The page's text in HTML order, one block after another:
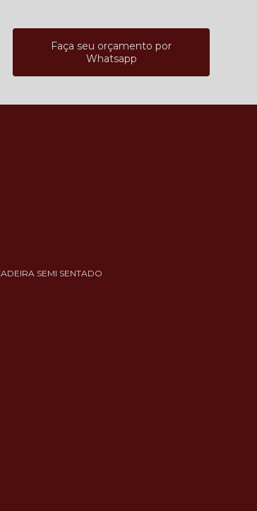
Faça seu orçamento por
Whatsapp
CADEIRA SEMI SENTADO